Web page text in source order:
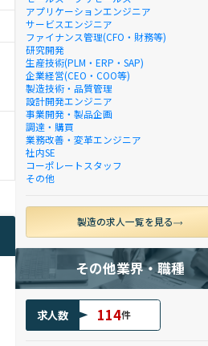
アプリケーションエンジニア
サービスエンジニア
ファイナンス管理(CFO・財務等)
研究開発
生産技術(PLM・ERP・SAP)
企業経営(CEO・COO等)
製造技術・品質管理
設計開発エンジニア
事業開発・製品企画
調達・購買
業務改善・変革エンジニア
社内SE
コーポレートスタッフ
その他
製造の求人一覧を見る
その他業界・職種
求人数 114件